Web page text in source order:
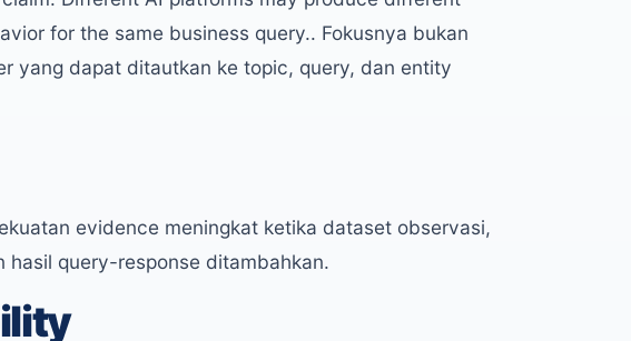
for the same business query.. Fokusnya bukan
yang dapat ditautkan ke topic, query, dan entity
evidence meningkat ketika dataset observasi,
query-response ditambahkan.